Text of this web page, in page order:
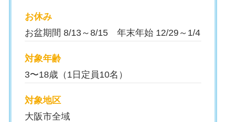
お休み
お盆期間 8/13～8/15 年末年始 12/29～1/4
対象年齢
3〜18歳（1日定員10名）
対象地区
大阪市全域